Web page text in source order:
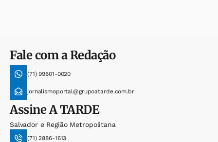
Fale com a Redação
(71) 99601-0020
jornalismoportal@grupoatarde.com.br
AssineA TARDE
Salvador e Região Metropolitana
(71) 2886-1613